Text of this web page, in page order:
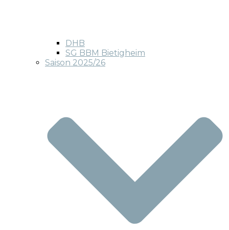
DHB
SG BBM Bietigheim
Saison 2025/26